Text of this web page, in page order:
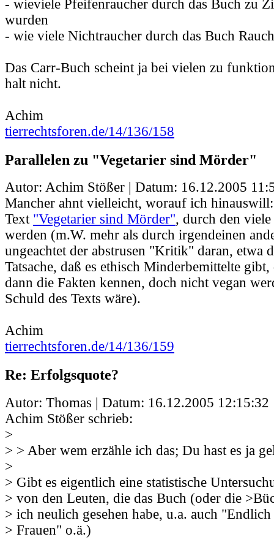
- wieviele Pfeifenraucher durch das Buch zu
wurden
- wie viele Nichtraucher durch das Buch
Das Carr-Buch scheint ja bei vielen zu
halt nicht.
Achim
tierrechtsforen.de/14/136/158
Parallelen zu "Vegetarier sind Mörder"
Autor: Achim Stößer | Datum: 16.12.2005
Mancher ahnt vielleicht, worauf ich
Text "Vegetarier sind Mörder", durch den
werden (m.W. mehr als durch irgendeinen
ungeachtet der abstrusen "Kritik" daran, etwa
Tatsache, daß es ethisch Minderbemittelte
dann die Fakten kennen, doch nicht vegan
Schuld des Texts wäre).
Achim
tierrechtsforen.de/14/136/159
Re: Erfolgsquote?
Autor: Thomas | Datum: 16.12.2005 12:15:32
Achim Stößer schrieb:
>
> > Aber wem erzähle ich das; Du hast es ja
>
> Gibt es eigentlich eine statistische
> von den Leuten, die das Buch (oder die
> ich neulich gesehen habe, u.a. auch
> Frauen" o.ä.)